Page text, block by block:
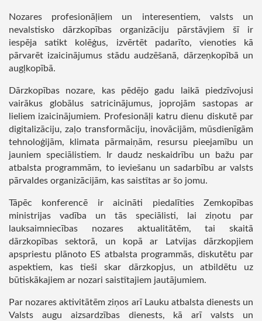
Nozares profesionāļiem un interesentiem, valsts un
nevalstisko dārzkopības organizāciju pārstāvjiem šī ir
iespēja satikt kolēģus, izvērtēt padarīto, vienoties kā
pārvarēt izaicinājumus stādu audzēšanā, dārzeņkopībā un
augļkopībā.
Dārzkopības nozare, kas pēdējo gadu laikā piedzīvojusi
vairākus globālus satricinājumus, joprojām sastopas ar
lieliem izaicinājumiem. Profesionāļi katru dienu diskutē par
digitalizāciju, zaļo transformāciju, inovācijām, mūsdienīgām
tehnoloģijām, klimata pārmaiņām, resursu pieejamību un
jauniem speciālistiem. Ir daudz neskaidrību un bažu par
atbalsta programmām, to ieviešanu un sadarbību ar valsts
pārvaldes organizācijām, kas saistītas ar šo jomu.
Tāpēc konferencē ir aicināti piedalīties Zemkopības
ministrijas vadība un tās speciālisti, lai ziņotu par
lauksaimniecības nozares aktualitātēm, tai skaitā
dārzkopības sektorā, un kopā ar Latvijas dārzkopjiem
apspriestu plānoto ES atbalsta programmās, diskutētu par
aspektiem, kas tieši skar dārzkopjus, un atbildētu uz
būtiskākajiem ar nozari saistītajiem jautājumiem.
Par nozares aktivitātēm ziņos arī Lauku atbalsta dienests un
Valsts augu aizsardzības dienests, kā arī valsts un